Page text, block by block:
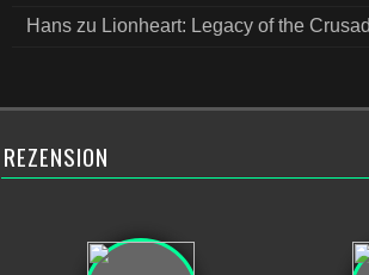
Hans zu Lionheart: Legacy of the
REZENSION